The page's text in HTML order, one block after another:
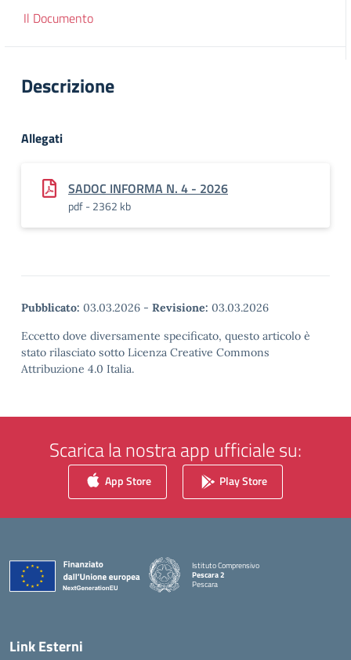
Il Documento
Descrizione
Allegati
SADOC INFORMA N. 4 - 2026
pdf - 2362 kb
Pubblicato: 03.03.2026 - Revisione: 03.03.2026
Eccetto dove diversamente specificato, questo articolo è
stato rilasciato sotto Licenza Creative Commons
Attribuzione 4.0 Italia.
Scarica la nostra app ufficiale su:
App Store Play Store
Istituto Comprensivo
Pescara 2
Pescara
Link Esterni